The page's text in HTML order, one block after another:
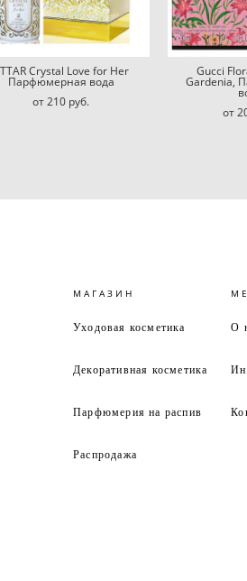
Crystal Love for Her
Парфюмерная вода
от 210 pуб.
Gucci
Gardenia,
от
МАГАЗИН
Уходовая косметика
Декоративная косметика
Парфюмерия на распив
Распродажа
О